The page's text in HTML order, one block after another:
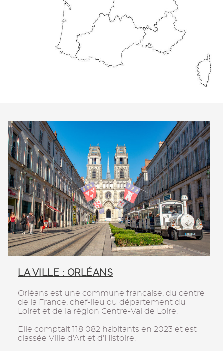
LA VILLE : ORLÉANS
Orléans est une commune française, du centre
de la France, chef-lieu du département du
Loiret et de la région Centre-Val de Loire.
Elle comptait 118 082 habitants en 2023 et est
classée Ville d'Art et d'Histoire.